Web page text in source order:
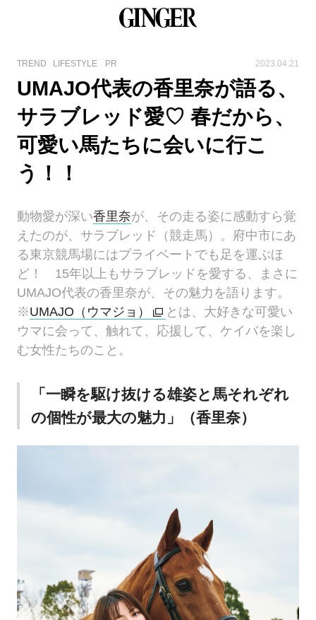
TREND LIFESTYLE PR 2023.04.21
UMAJO代表の香里奈が語る、
サラブレッド愛♡ 春だから、
可愛い馬たちに会いに行こ
う！！
動物愛が深い香里奈が、その走る姿に感動すら覚
えたのが、サラブレッド（競走馬）。府中市にあ
る東京競馬場にはプライベートでも足を運ぶほ
ど！ 15年以上もサラブレッドを愛する、まさに
UMAJO代表の香里奈が、その魅力を語ります。
※UMAJO（ウマジョ）
とは、大好きな可愛い
ウマに会って、触れて、応援して、ケイバを楽し
む女性たちのこと。
「一瞬を駆け抜ける雄姿と馬それぞれ
の個性が最大の魅力」（香里奈）